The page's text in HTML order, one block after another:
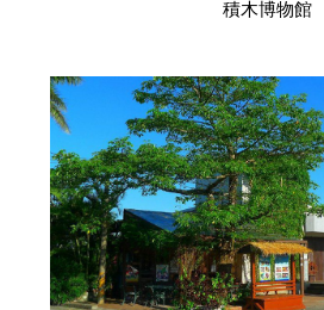
積木博物館